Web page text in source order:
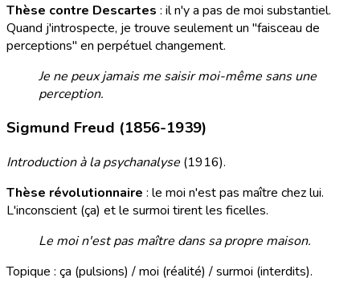
Thèse contre Descartes : il n'y a pas de moi substantiel.
Quand j'introspecte, je trouve seulement un "faisceau de
perceptions" en perpétuel changement.
Je ne peux jamais me saisir moi-même sans une
perception.
Sigmund Freud (1856-1939)
Introduction à la psychanalyse (1916).
Thèse révolutionnaire : le moi n'est pas maître chez lui.
L'inconscient (ça) et le surmoi tirent les ficelles.
Le moi n'est pas maître dans sa propre maison.
Topique : ça (pulsions) / moi (réalité) / surmoi (interdits).